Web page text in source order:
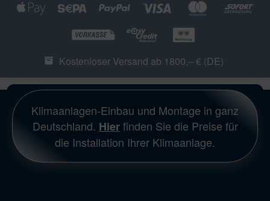
Kostenloser Versand ab 1800,– € (DE)
Klimaanlagen-Einbau und Montage in ganz
Deutschland. Hierfinden Sie die Preise für
die Installation Ihrer Klimaanlage.